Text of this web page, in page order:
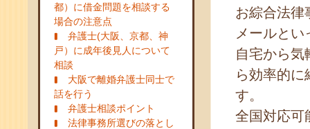
都）に借金問題を相談する
場合の注意点
弁護士(大阪、京都、神
戸）に成年後見人について
相談
大阪で離婚弁護士同士で
話を行う
弁護士相談ポイント
法律事務所選びの落とし
お綜合法律
メールと
自宅から気
ら効率的
す。
全国対応可